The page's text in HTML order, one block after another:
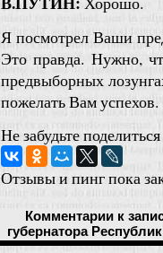
Я посмотрел Ваши
Это правда. Нужно,
предвыборных
пожелать Вам успехов.
Не забудьте
Отзывы и пинг пока
Комментарии к
губернатора